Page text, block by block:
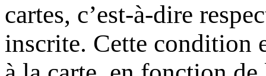
cartes, c’est-à-dire
inscrite. Cette condition